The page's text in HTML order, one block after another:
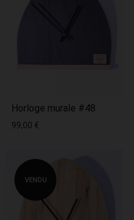
Horloge murale #48
99,00 €
VENDU